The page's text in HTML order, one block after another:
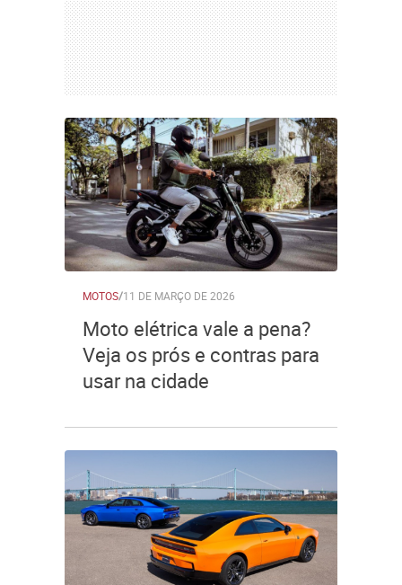
MOTOS/11 DE MARÇO DE 2026
Moto elétrica vale a pena?
Veja os prós e contras para
usar na cidade